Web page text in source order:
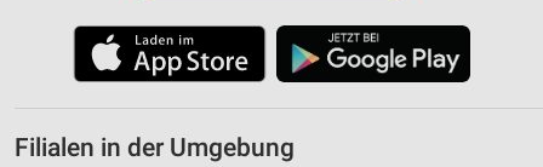
Filialen in der Umgebung